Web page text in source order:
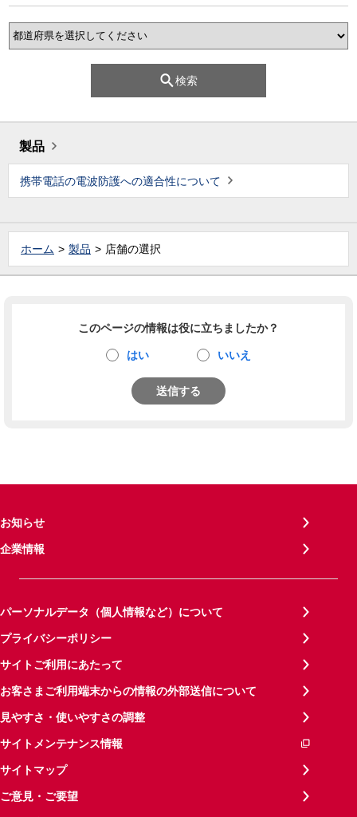
検索
製品
携帯電話の電波防護への適合性について
ホーム 製品 店舗の選択
このページの情報は役に立ちましたか？
はい いいえ
送信する
お知らせ
企業情報
パーソナルデータ（個人情報など）について
プライバシーポリシー
サイトご利用にあたって
お客さまご利用端末からの情報の外部送信について
見やすさ・使いやすさの調整
サイトメンテナンス情報
サイトマップ
ご意見・ご要望